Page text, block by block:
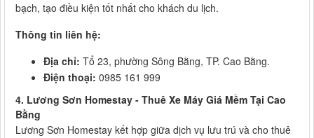
bạch, tạo điều kiện tốt nhất cho khách du lịch.
Thông tin liên hệ:
Địa chỉ: Tổ 23, phường Sông Bằng, TP. Cao Bằng.
Điện thoại: 0985 161 999
4. Lương Sơn Homestay - Thuê Xe Máy Giá Mềm Tại Cao
Bằng
Lương Sơn Homestay kết hợp giữa dịch vụ lưu trú và cho thuê